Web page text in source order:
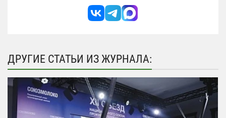
ДРУГИЕ СТАТЬИ ИЗ ЖУРНАЛА: